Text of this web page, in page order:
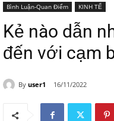
Bình Luận-Quan Điểm KINH TẾ
Kẻ nào dẫn
đến với cạm
By user1 16/11/2022